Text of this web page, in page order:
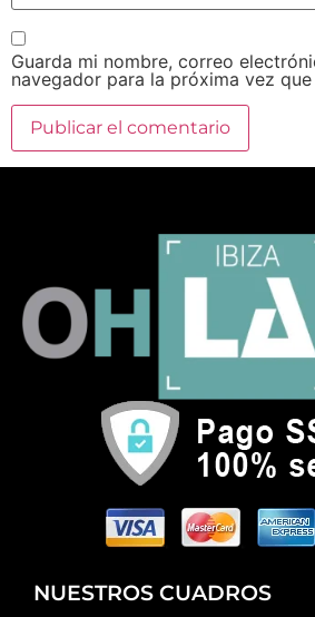
Guarda mi nombre, correo
navegador para la próxima vez
NUESTROS CUADROS